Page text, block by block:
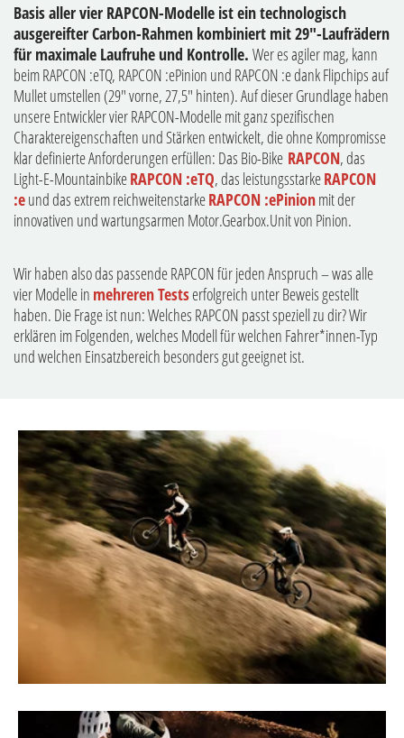
Basis aller vier RAPCON-Modelle ist ein technologisch
ausgereifter Carbon-Rahmen kombiniert mit 29"-Laufrädern
für maximale Laufruhe und Kontrolle. Wer es agiler mag, kann
beim RAPCON :eTQ, RAPCON :ePinion und RAPCON :e dank Flipchips auf
Mullet umstellen (29" vorne, 27,5" hinten). Auf dieser Grundlage haben
unsere Entwickler vier RAPCON-Modelle mit ganz spezifischen
Charaktereigenschaften und Stärken entwickelt, die ohne Kompromisse
klar definierte Anforderungen erfüllen: Das Bio-Bike RAPCON, das
Light-E-MountainbikeRAPCON :eTQ, das leistungsstarkeRAPCON
:eund das extrem reichweitenstarkeRAPCON :ePinionmit der
innovativen und wartungsarmen Motor.Gearbox.Unit von Pinion.
Wir haben also das passende RAPCON für jeden Anspruch – was alle
vier Modelle in mehreren Testserfolgreich unter Beweis gestellt
haben. Die Frage ist nun: Welches RAPCON passt speziell zu dir? Wir
erklären im Folgenden, welches Modell für welchen Fahrer*innen-Typ
und welchen Einsatzbereich besonders gut geeignet ist.